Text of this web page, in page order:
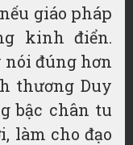
giáo pháp
kinh điển.
nói đúng hơn
thương Duy
bậc chân tu
làm cho đạo